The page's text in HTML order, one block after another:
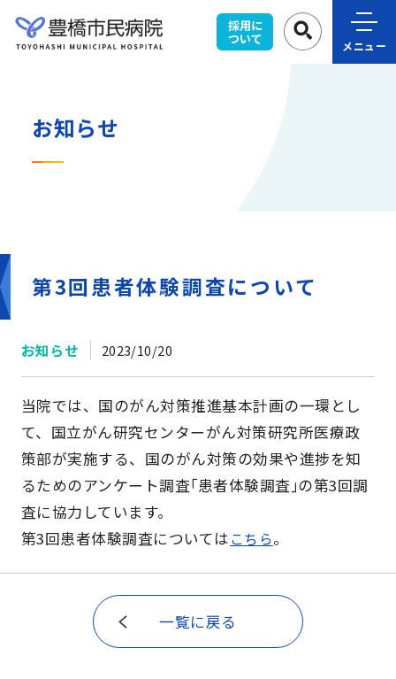
採用に
ついて メニュー
お知らせ
第3回患者体験調査について
お知らせ 2023/10/20
当院では、国のがん対策推進基本計画の一環とし
て、国⽴がん研究センターがん対策研究所医療政
策部が実施する、国のがん対策の効果や進捗を知
るためのアンケート調査｢患者体験調査｣の第3回調
査に協力しています。
第3回患者体験調査についてはこちら。
一覧に戻る